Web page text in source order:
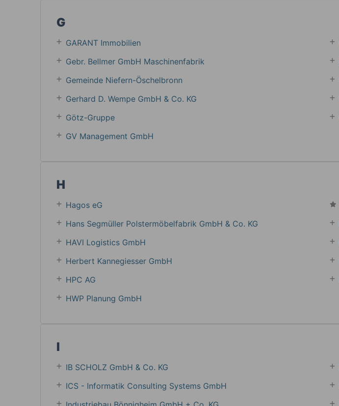
G
GARANT Immobilien
Gebr. Bellmer GmbH Maschinenfabrik
Gemeinde Niefern-Öschelbronn
Gerhard D. Wempe GmbH & Co. KG
Götz-Gruppe
GV Management GmbH
H
Hagos eG
Hans Segmüller Polstermöbelfabrik GmbH & Co. KG
HAVI Logistics GmbH
Herbert Kannegiesser GmbH
HPC AG
HWP Planung GmbH
I
IB SCHOLZ GmbH & Co. KG
ICS - Informatik Consulting Systems GmbH